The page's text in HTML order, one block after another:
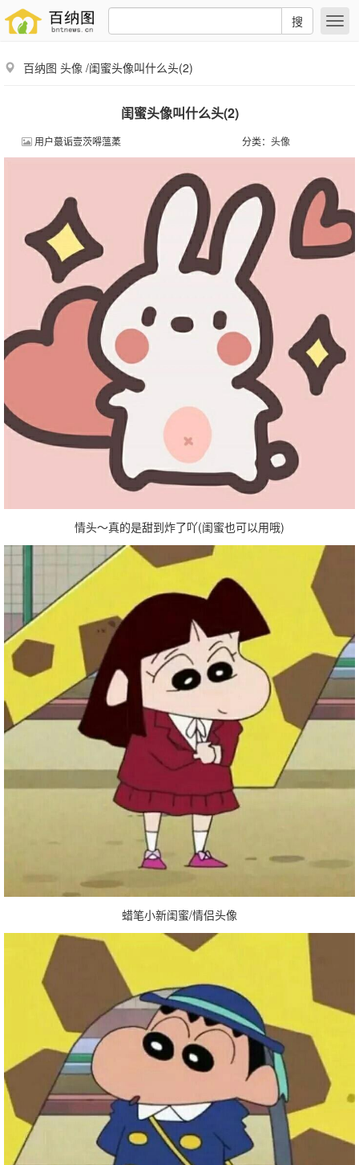
搜
百纳图 头像 /闺蜜头像叫什么头(2)
闺蜜头像叫什么头(2)
用户蕞诟壹茨嘚薀葇 分类： 头像
情头～真的是甜到炸了吖(闺蜜也可以用哦)
蜡笔小新闺蜜/情侣头像